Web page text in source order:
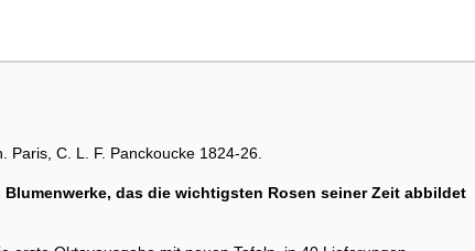
Paris, C. L. F. Panckoucke 1824-26.
das die wichtigsten Rosen seiner Zeit abbildet